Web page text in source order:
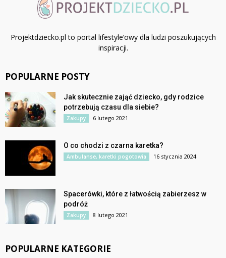
Projektdziecko.pl to portal lifestyle’owy dla ludzi poszukujących
inspiracji.
POPULARNE POSTY
Jak skutecznie zająć dziecko, gdy rodzice
potrzebują czasu dla siebie?
Zakupy 6 lutego 2021
O co chodzi z czarna karetka?
Ambulanse, karetki pogotowia 16 stycznia 2024
Spacerówki, które z łatwością zabierzesz w
podróż
Zakupy 8 lutego 2021
POPULARNE KATEGORIE